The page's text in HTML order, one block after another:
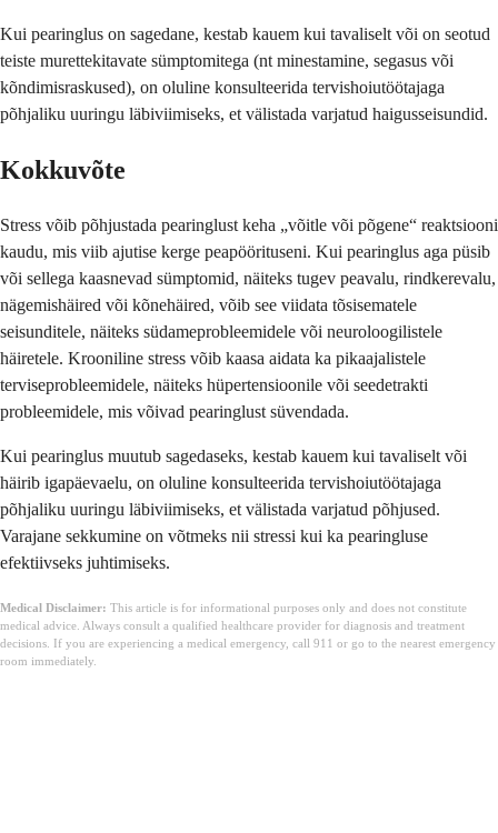
Kui pearinglus on sagedane, kestab kauem kui tavaliselt või on seotud
teiste murettekitavate sümptomitega (nt minestamine, segasus või
kõndimisraskused), on oluline konsulteerida tervishoiutöötajaga
põhjaliku uuringu läbiviimiseks, et välistada varjatud haigusseisundid.
Kokkuvõte
Stress võib põhjustada pearinglust keha „võitle või põgene“ reaktsiooni
kaudu, mis viib ajutise kerge peapöörituseni. Kui pearinglus aga püsib
või sellega kaasnevad sümptomid, näiteks tugev peavalu, rindkerevalu,
nägemishäired või kõnehäired, võib see viidata tõsisematele
seisunditele, näiteks südameprobleemidele või neuroloogilistele
häiretele. Krooniline stress võib kaasa aidata ka pikaajalistele
terviseprobleemidele, näiteks hüpertensioonile või seedetrakti
probleemidele, mis võivad pearinglust süvendada.
Kui pearinglus muutub sagedaseks, kestab kauem kui tavaliselt või
häirib igapäevaelu, on oluline konsulteerida tervishoiutöötajaga
põhjaliku uuringu läbiviimiseks, et välistada varjatud põhjused.
Varajane sekkumine on võtmeks nii stressi kui ka pearingluse
efektiivseks juhtimiseks.
Medical Disclaimer: This article is for informational purposes only and does not constitute
medical advice. Always consult a qualified healthcare provider for diagnosis and treatment
decisions. If you are experiencing a medical emergency, call 911 or go to the nearest emergency
room immediately.